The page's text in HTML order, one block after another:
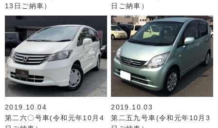
13日ご納車）
日ご納車）
2019.10.04
第二六〇号車(令和元年10月4
2019.10.03
第二五九号車(令和元年10月3